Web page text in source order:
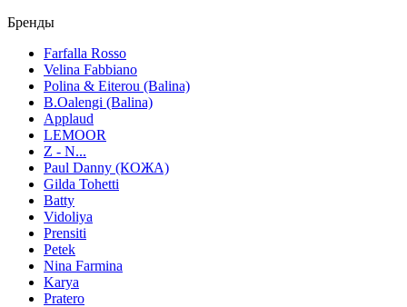
Бренды
Farfalla Rosso
Velina Fabbiano
Polina & Eiterou (Balina)
B.Oalengi (Balina)
Applaud
LEMOOR
Z - N...
Paul Danny (КОЖА)
Gilda Tohetti
Batty
Vidoliya
Prensiti
Petek
Nina Farmina
Karya
Pratero